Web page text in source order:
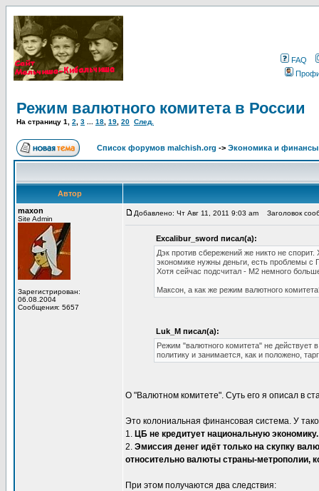
FAQ
Режим валютного комитета в России
На страницу 1 2 3 18 19 20 След.
Список форумов malchish.org -> Экономика и финансы
Автор
maxon
Site Admin
Зарегистрирован:
06.08.2004
Сообщения: 5657
Добавлено: Чт Авг 11, 2011 9:03 am Заголовок
Excalibur_sword писал(а):
Дэк против сбережений же никто не
экономике нужны деньги, есть проблемы
Хотя сейчас подсчитал - М2 немного
Максон, а как же режим валютного
Luk_M писал(а):
Режим "валютного комитета" не действует
политику и занимается, как и положено,
О "Валютном комитете". Суть его я описал в
Это колониальная финансовая система. У
1. ЦБ не кредитует национальную экономику.
2. Эмиссия денег идёт только на скупку
относительно валюты страны-метрополии,
При этом получаются два следствия: